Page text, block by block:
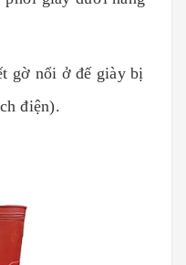
gờ nổi ở đế giày bị
điện).